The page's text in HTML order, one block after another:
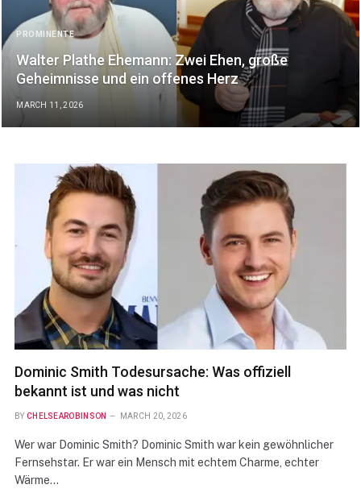
PROMINENTE
Walter Plathe Ehemann: Zwei Ehen, große
Geheimnisse und ein offenes Herz
MARCH 11, 2026
Dominic Smith Todesursache: Was offiziell
bekannt ist und was nicht
BY CHELSEAROBINSON MARCH 20, 2026
Wer war Dominic Smith? Dominic Smith war kein gewöhnlicher
Fernsehstar. Er war ein Mensch mit echtem Charme, echter
Wärme…